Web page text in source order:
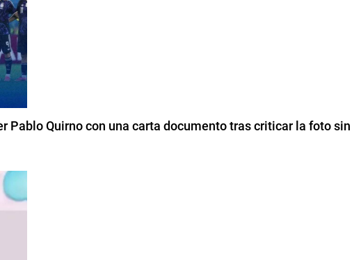
Pablo Quirno con una carta documento tras criticar la foto sin